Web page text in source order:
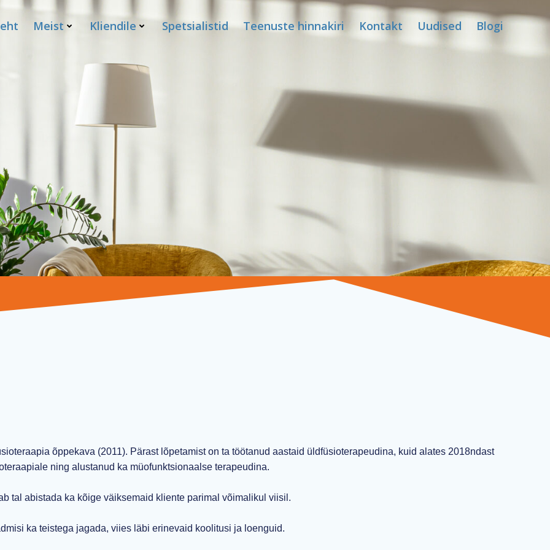
Meist Kliendile Spetsialistid Teenuste hinnakiri Kontakt Uudised Blogi
õppekava (2011). Pärast lõpetamist on ta töötanud aastaid üldfüsioterapeudina, kuid alates 2018ndast
ning alustanud ka müofunktsionaalse terapeudina.
tal abistada ka kõige väiksemaid kliente parimal võimalikul viisil.
ka teistega jagada, viies läbi erinevaid koolitusi ja loenguid.